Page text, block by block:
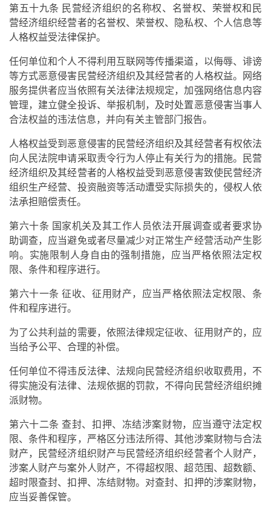
第五十九条 民营经济组织的名称权、名誉权、荣誉权和民
营经济组织经营者的名誉权、荣誉权、隐私权、个人信息等
人格权益受法律保护。
任何单位和个人不得利用互联网等传播渠道，以侮辱、诽谤
等方式恶意侵害民营经济组织及其经营者的人格权益。网络
服务提供者应当依照有关法律法规规定，加强网络信息内容
管理，建立健全投诉、举报机制，及时处置恶意侵害当事人
合法权益的违法信息，并向有关主管部门报告。
人格权益受到恶意侵害的民营经济组织及其经营者有权依法
向人民法院申请采取责令行为人停止有关行为的措施。民营
经济组织及其经营者的人格权益受到恶意侵害致使民营经济
组织生产经营、投资融资等活动遭受实际损失的，侵权人依
法承担赔偿责任。
第六十条 国家机关及其工作人员依法开展调查或者要求协
助调查，应当避免或者尽量减少对正常生产经营活动产生影
响。实施限制人身自由的强制措施，应当严格依照法定权
限、条件和程序进行。
第六十一条 征收、征用财产，应当严格依照法定权限、条
件和程序进行。
为了公共利益的需要，依照法律规定征收、征用财产的，应
当给予公平、合理的补偿。
任何单位不得违反法律、法规向民营经济组织收取费用，不
得实施没有法律、法规依据的罚款，不得向民营经济组织摊
派财物。
第六十二条 查封、扣押、冻结涉案财物，应当遵守法定权
限、条件和程序，严格区分违法所得、其他涉案财物与合法
财产，民营经济组织财产与民营经济组织经营者个人财产，
涉案人财产与案外人财产，不得超权限、超范围、超数额、
超时限查封、扣押、冻结财物。对查封、扣押的涉案财物，
应当妥善保管。